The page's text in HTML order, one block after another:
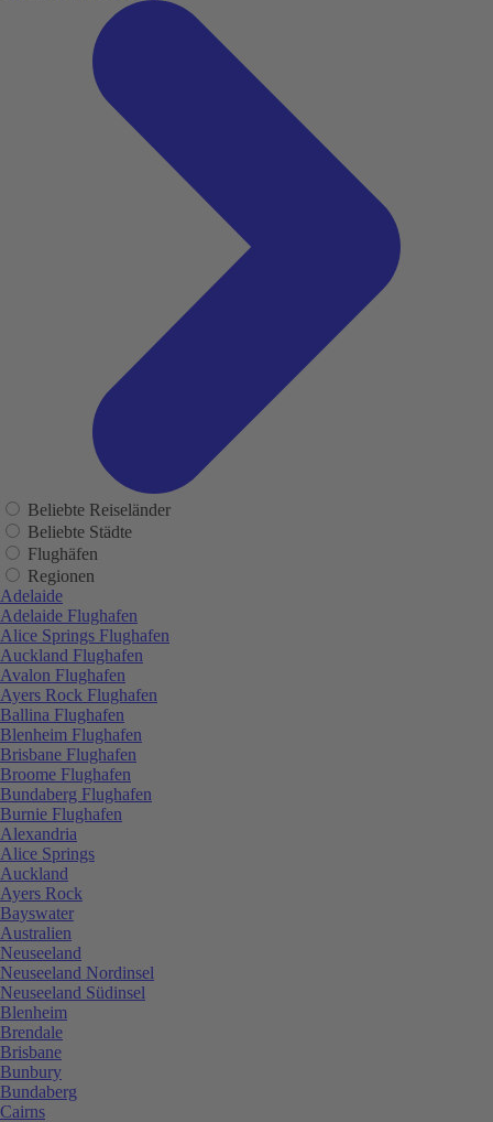
Beliebte Reiseländer
Beliebte Städte
Flughäfen
Regionen
Adelaide
Adelaide Flughafen
Alice Springs Flughafen
Auckland Flughafen
Avalon Flughafen
Ayers Rock Flughafen
Ballina Flughafen
Blenheim Flughafen
Brisbane Flughafen
Broome Flughafen
Bundaberg Flughafen
Burnie Flughafen
Alexandria
Alice Springs
Auckland
Ayers Rock
Bayswater
Australien
Neuseeland
Neuseeland Nordinsel
Neuseeland Südinsel
Blenheim
Brendale
Brisbane
Bunbury
Bundaberg
Cairns